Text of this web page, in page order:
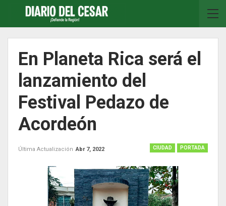
En Planeta Rica será el
lanzamiento del
Festival Pedazo de
Acordeón
CIUDAD PORTADA
Última Actualización Abr 7, 2022